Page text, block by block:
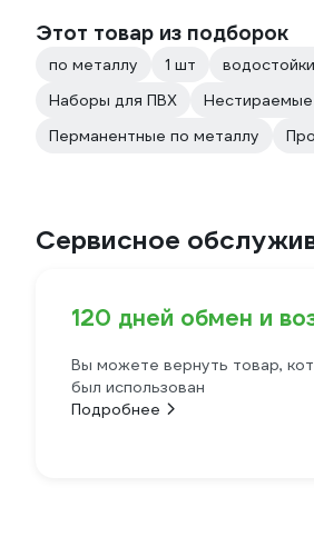
Этот товар из подборок
по металлу 1 шт
Наборы для ПВХ
Перманентные по металлу
Сервисное
120 дней обмен и
Вы можете вернуть товар,
был использован
Подробнее